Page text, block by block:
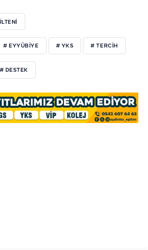
# EYYÜBİYE # YKS # TERCİH
# DESTEK